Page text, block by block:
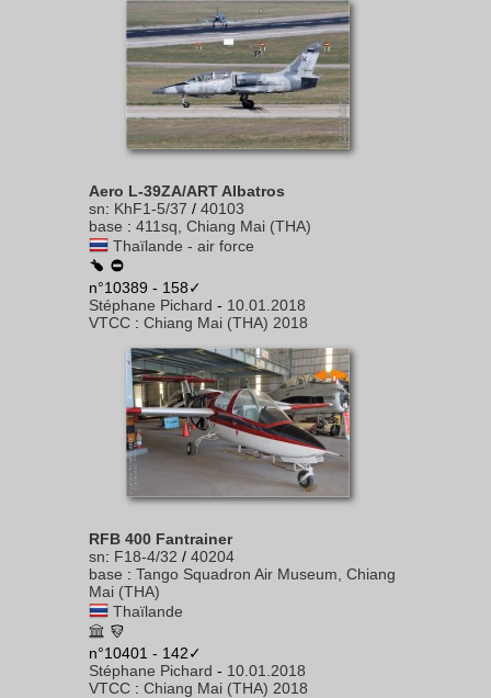
Aero L-39ZA/ART Albatros
sn: KhF1-5/37 / 40103
base : 411sq, Chiang Mai (THA)
Thaïlande - air force
n°10389 - 158✓
Stéphane Pichard - 10.01.2018
VTCC : Chiang Mai (THA) 2018
RFB 400 Fantrainer
sn: F18-4/32 / 40204
base : Tango Squadron Air Museum, Chiang
Mai (THA)
Thaïlande
n°10401 - 142✓
Stéphane Pichard - 10.01.2018
VTCC : Chiang Mai (THA) 2018